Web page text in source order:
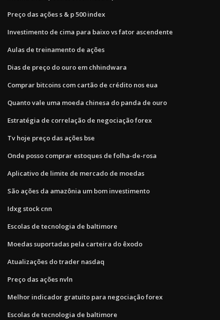
Preço das ações s & p 500 index
Investimento de cima para baixo vs fator ascendente
Aulas de treinamento de ações
Dias de preço do ouro em chhindwara
Comprar bitcoins com cartão de crédito nos eua
Quanto vale uma moeda chinesa do panda de ouro
Estratégia de correlação de negociação forex
Tv hoje preço das ações bse
Onde posso comprar estoques de folha-de-rosa
Aplicativo de limite de mercado de moedas
São ações da amazônia um bom investimento
Idxg stock cnn
Escolas de tecnologia de baltimore
Moedas suportadas pela carteira do êxodo
Atualizações do trader nasdaq
Preço das ações nvln
Melhor indicador gratuito para negociação forex
Escolas de tecnologia de baltimore